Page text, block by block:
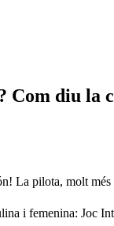
Com diu
La pilota, molt
i femenina: Joc